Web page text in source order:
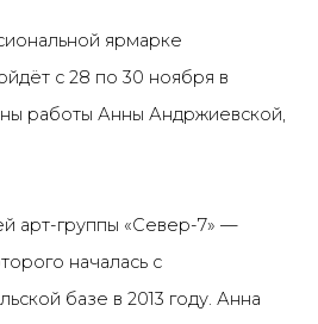
ярмарке
с 28 по 30 ноября в
работы Анны Андржиевской,
арт-группы «Север-7» —
началась с
базе в 2013 году. Анна